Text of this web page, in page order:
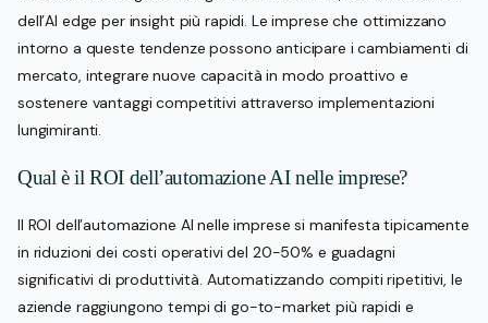
dell’AI edge per insight più rapidi. Le imprese che ottimizzano
intorno a queste tendenze possono anticipare i cambiamenti di
mercato, integrare nuove capacità in modo proattivo e
sostenere vantaggi competitivi attraverso implementazioni
lungimiranti.
Qual è il ROI dell’automazione AI nelle imprese?
Il ROI dell’automazione AI nelle imprese si manifesta tipicamente
in riduzioni dei costi operativi del 20-50% e guadagni
significativi di produttività. Automatizzando compiti ripetitivi, le
aziende raggiungono tempi di go-to-market più rapidi e